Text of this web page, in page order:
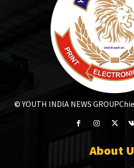
© YOUTH INDIA NEWS GROUP
About